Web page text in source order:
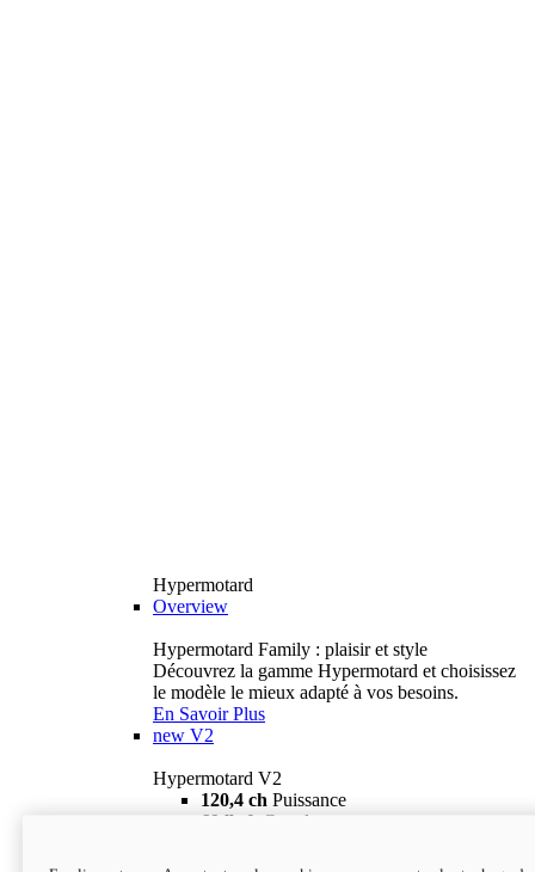
Hypermotard
Overview
Hypermotard Family : plaisir et style
Découvrez la gamme Hypermotard et choisissez
le modèle le mieux adapté à vos besoins.
En Savoir Plus
new V2
Hypermotard V2
120,4 ch Puissance
69 lb-ft
Couple
18 895 $